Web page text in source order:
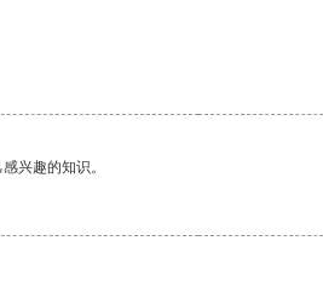
兴趣的知识。